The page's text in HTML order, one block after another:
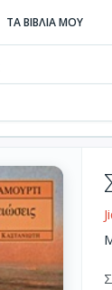
ΤΑ ΒΙΒΛΙΑ ΜΟΥ